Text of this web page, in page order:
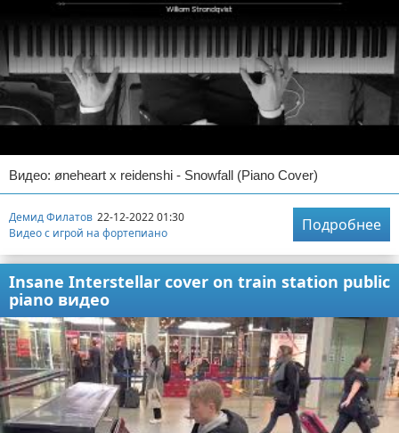
Видео: øneheart x reidenshi - Snowfall (Piano Cover)
Демид Филатов 22-12-2022 01:30
Видео с игрой на фортепиано
Подробнее
Insane Interstellar cover on train station public
piano видео